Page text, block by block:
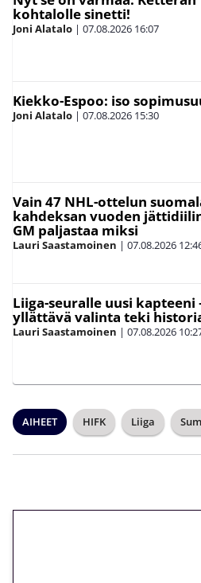
kohtalolle sinetti!
Joni Alatalo | 07.08.2026 16:07
Kiekko-Espoo: iso
Joni Alatalo | 07.08.2026 15:30
Vain 47 NHL-ottelun
kahdeksan vuoden
GM paljastaa miksi
Lauri Saastamoinen | 07.08.2026
Liiga-seuralle uusi kapteeni
yllättävä valinta teki
Lauri Saastamoinen | 07.08.2026
AIHEET HIFK Liiga